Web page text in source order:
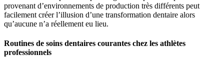
provenant d’environnements de production très différents peut
facilement créer l’illusion d’une transformation dentaire alors
qu’aucune n’a réellement eu lieu.
Routines de soins dentaires courantes chez les athlètes
professionnels